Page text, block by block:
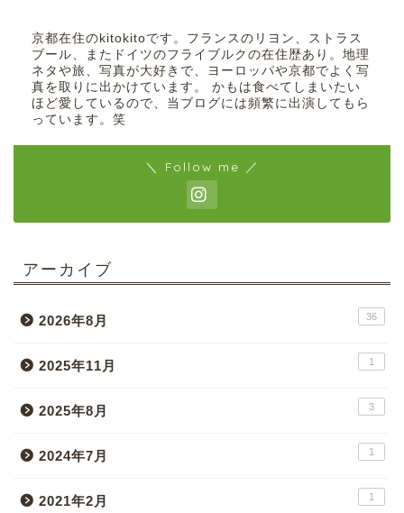
京都在住のkitokitoです。フランスのリヨン、ストラス
ブール、またドイツのフライブルクの在住歴あり。地理
ネタや旅、写真が大好きで、ヨーロッパや京都でよく写
真を取りに出かけています。 かもは食べてしまいたい
ほど愛しているので、当ブログには頻繁に出演してもら
っています。笑
＼ Follow me ／
アーカイブ
2026年8月 36
2025年11月 1
2025年8月 3
2024年7月 1
2021年2月 1